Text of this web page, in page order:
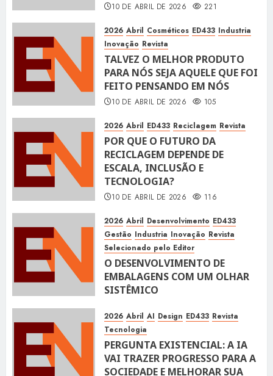
10 DE ABRIL DE 2026 221
2026 Abril Cosméticos ED433 Industria
Inovação Revista
TALVEZ O MELHOR PRODUTO
PARA NÓS SEJA AQUELE QUE FOI
FEITO PENSANDO EM NÓS
10 DE ABRIL DE 2026 105
2026 Abril ED433 Reciclagem Revista
POR QUE O FUTURO DA
RECICLAGEM DEPENDE DE
ESCALA, INCLUSÃO E
TECNOLOGIA?
10 DE ABRIL DE 2026 116
2026 Abril Desenvolvimento ED433
Gestão Industria Inovação Revista
Selecionado pelo Editor
O DESENVOLVIMENTO DE
EMBALAGENS COM UM OLHAR
SISTÊMICO
2026 Abril AI Design ED433 Revista
Tecnologia
PERGUNTA EXISTENCIAL: A IA
VAI TRAZER PROGRESSO PARA A
SOCIEDADE E MELHORAR SUA